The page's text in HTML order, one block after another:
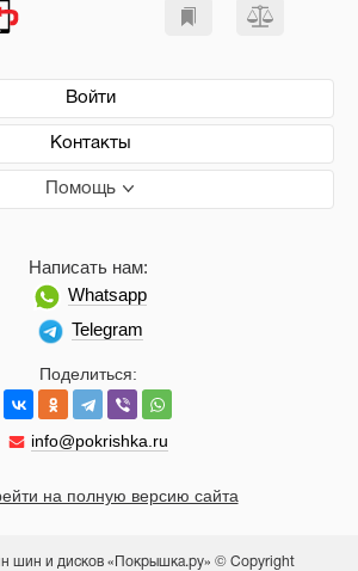
Войти
Контакты
Помощь
Поделиться:
info@pokrishka.ru
Написать нам:
Whatsapp
Telegram
на полную версию сайта
шин и дисков «Покрышка.ру» © Copyright